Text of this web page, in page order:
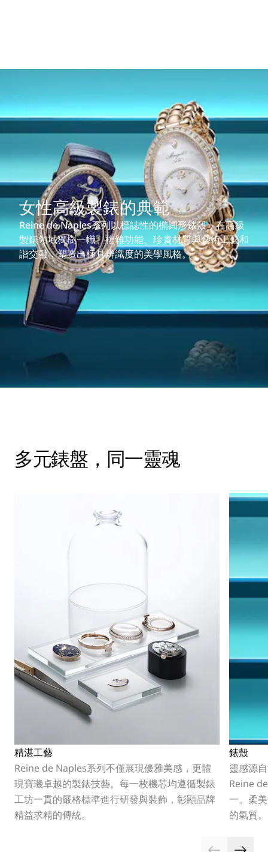
女性高級製錶的典範
Reine de Naples系列以標誌性的橢圓形錶殼，在高級
製錶領域獨樹一幟。複雜功能、珍貴材質與藝術工藝和
諧交融，塑造出極具辨識度的美學風格。
多元錶盤，同一靈魂
精湛工藝
Reine de Naples系列不僅展現優雅美感，更體
現寶璣卓越的製錶技藝。每一枚機芯均遵循製錶
工坊一貫的嚴格標準進行研發與裝飾，彰顯品牌
精益求精的傳統。
錶殼
靈感源
Reine
一。柔
的氣質。